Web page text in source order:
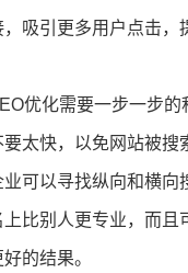
吸引更多用户点击，
优化需要一步一步的
太快，以免网站被搜
业可以寻找纵向和横向
比别人更专业，而且
的结果。